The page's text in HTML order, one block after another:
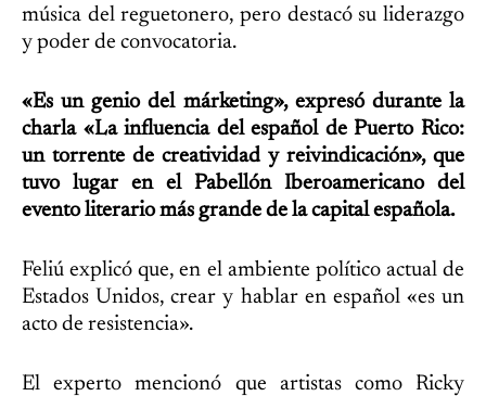
música del reguetonero, pero destacó su liderazgo
y poder de convocatoria.
«Es un genio del márketing», expresó durante la
charla «La influencia del español de Puerto Rico:
un torrente de creatividad y reivindicación», que
tuvo lugar en el Pabellón Iberoamericano del
evento literario más grande de la capital española.
Feliú explicó que, en el ambiente político actual de
Estados Unidos, crear y hablar en español «es un
acto de resistencia».
El experto mencionó que artistas como Ricky